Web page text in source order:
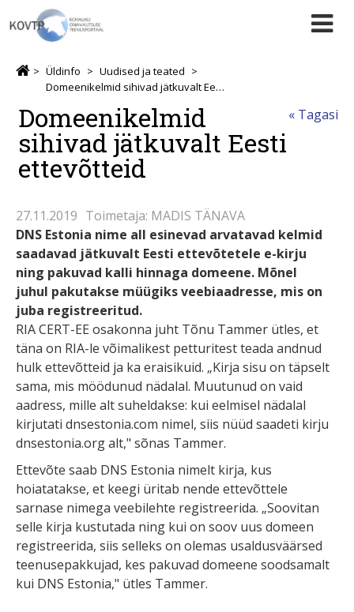
Üldinfo
Uudised ja teated
Domeenikelmid sihivad jätkuvalt Eesti ettevõtteid
« Tagasi
Domeenikelmid
sihivad jätkuvalt Eesti
ettevõtteid
27.11.2019 Toimetaja: MADIS TÄNAVA
DNS Estonia nime all esinevad arvatavad kelmid
saadavad jätkuvalt Eesti ettevõtetele e-kirju
ning pakuvad kalli hinnaga domeene. Mõnel
juhul pakutakse müügiks veebiaadresse, mis on
juba registreeritud.
RIA CERT-EE osakonna juht Tõnu Tammer ütles, et
täna on RIA-le võimalikest petturitest teada andnud
hulk ettevõtteid ja ka eraisikuid. „Kirja sisu on täpselt
sama, mis möödunud nädalal. Muutunud on vaid
aadress, mille alt suheldakse: kui eelmisel nädalal
kirjutati dnsestonia.com nimel, siis nüüd saadeti kirju
dnsestonia.org alt," sõnas Tammer.
Ettevõte saab DNS Estonia nimelt kirja, kus
hoiatatakse, et keegi üritab nende ettevõttele
sarnase nimega veebilehte registreerida. „Soovitan
selle kirja kustutada ning kui on soov uus domeen
registreerida, siis selleks on olemas usaldusväärsed
teenusepakkujad, kes pakuvad domeene soodsamalt
kui DNS Estonia," ütles Tammer.